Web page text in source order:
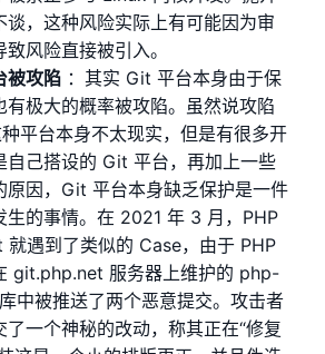
谈，这种⻛险实际上有可能因为审
⻛险直接被引入。
被攻陷 ：其实 Git 平台本身由于保
有极大的概率被攻陷。虽然说攻陷
平台本身不太现实，但是有很多开
自己搭设的 Git 平台，再加上一些
原因，Git 平台本身缺乏保护是一件
生的事情。在 2021 年 3 月，PHP
就遇到了类似的 Case，由于 PHP
git.php.net 服务器上维护的 php-
中被推送了两个恶意提交。攻击者
了一个神秘的改动，称其正在“修复